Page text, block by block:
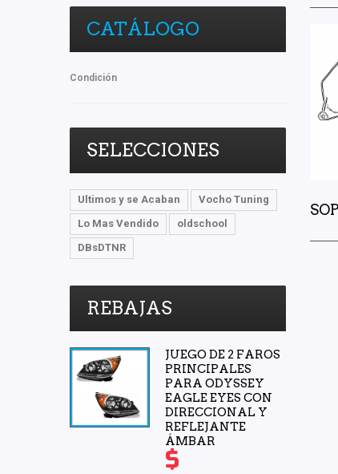
CATÁLOGO
Condición
SELECCIONES
Ultimos y se Acaban
Vocho Tuning
Lo Mas Vendido
oldschool
DBsDTNR
REBAJAS
JUEGO DE 2 FAROS
PRINCIPALES
PARA ODYSSEY
EAGLE EYES CON
DIRECCIONAL Y
REFLEJANTE
ÁMBAR
$